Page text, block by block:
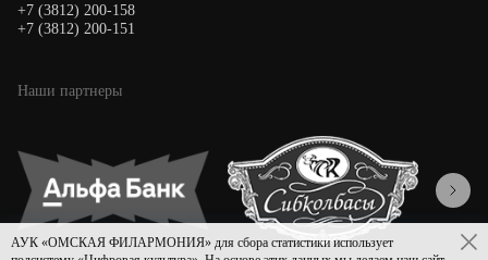
+7 (3812) 200-158
+7 (3812) 200-151
Наши партнеры
АУК «ОМСКАЯ ФИЛАРМОНИЯ» для сбора статистики использует